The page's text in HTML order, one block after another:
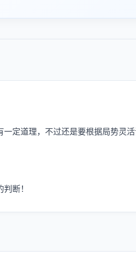
定道理，不过还是要根据局势灵活
断！